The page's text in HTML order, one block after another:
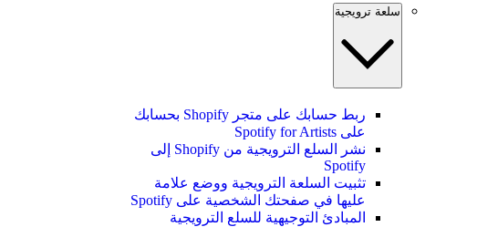
سلعة ترويجية
ربط حسابك على متجر Shopify بحسابك
على Spotify for Artists
نشر السلع الترويجية من Shopify إلى
Spotify
تثبيت السلعة الترويجية ووضع علامة
عليها في صفحتك الشخصية على Spotify
المبادئ التوجيهية للسلع الترويجية